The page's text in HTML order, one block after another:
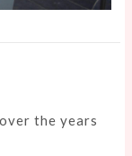
the years